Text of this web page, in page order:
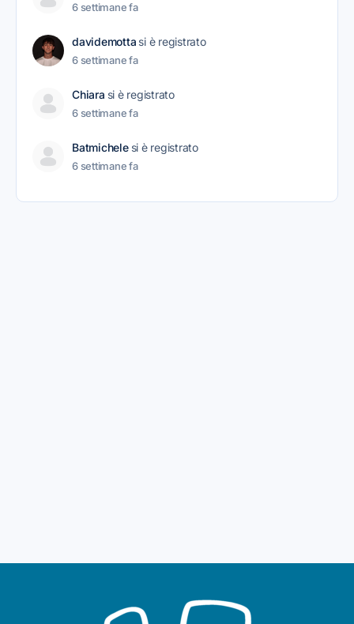
6 settimane fa
davidemotta si è registrato
6 settimane fa
Chiara si è registrato
6 settimane fa
Batmichele si è registrato
6 settimane fa